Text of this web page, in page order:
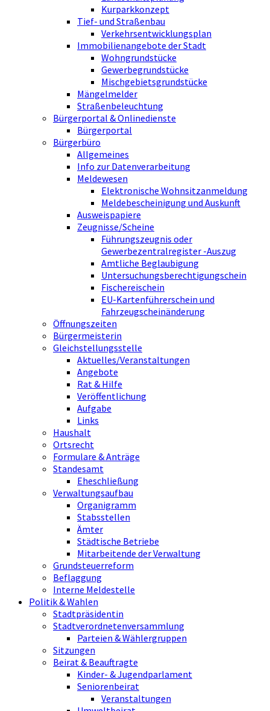
Kurparkkonzept
Tief- und Straßenbau
Verkehrsentwicklungsplan
Immobilienangebote der Stadt
Wohngrundstücke
Gewerbegrundstücke
Mischgebietsgrundstücke
Mängelmelder
Straßenbeleuchtung
Bürgerportal & Onlinedienste
Bürgerportal
Bürgerbüro
Allgemeines
Info zur Datenverarbeitung
Meldewesen
Elektronische Wohnsitzanmeldung
Meldebescheinigung und Auskunft
Ausweispapiere
Zeugnisse/Scheine
Führungszeugnis oder
Gewerbezentralregister -Auszug
Amtliche Beglaubigung
Untersuchungsberechtigungschein
Fischereischein
EU-Kartenführerschein und
Fahrzeugscheinänderung
Öffnungszeiten
Bürgermeisterin
Gleichstellungsstelle
Aktuelles/Veranstaltungen
Angebote
Rat & Hilfe
Veröffentlichung
Aufgabe
Links
Haushalt
Ortsrecht
Formulare & Anträge
Standesamt
Eheschließung
Verwaltungsaufbau
Organigramm
Stabsstellen
Ämter
Städtische Betriebe
Mitarbeitende der Verwaltung
Grundsteuerreform
Beflaggung
Interne Meldestelle
Politik & Wahlen
Stadtpräsidentin
Stadtverordnetenversammlung
Parteien & Wählergruppen
Sitzungen
Beirat & Beauftragte
Kinder- & Jugendparlament
Seniorenbeirat
Veranstaltungen